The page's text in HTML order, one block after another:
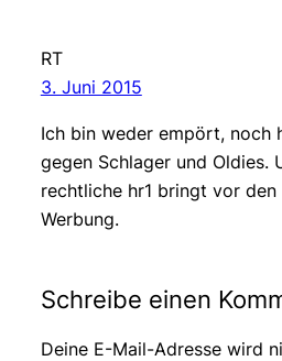
RT
3. Juni 2015
Ich bin weder empört, noch
gegen Schlager und Oldies.
rechtliche hr1 bringt vor
Werbung.
Schreibe einen
Deine E-Mail-Adresse wird